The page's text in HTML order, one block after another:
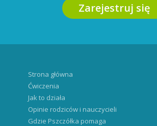
Zarejestruj się
Strona główna
Ćwiczenia
Jak to działa
Opinie rodziców i nauczycieli
Gdzie Pszczółka pomaga